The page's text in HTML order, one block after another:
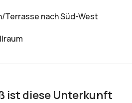
Terrasse nach Süd-West
ist diese Unterkunft